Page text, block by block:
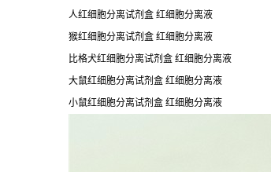
人红细胞分离试剂盒 红细胞分离液
猴红细胞分离试剂盒 红细胞分离液
比格犬红细胞分离试剂盒 红细胞分离液
大鼠红细胞分离试剂盒 红细胞分离液
小鼠红细胞分离试剂盒 红细胞分离液